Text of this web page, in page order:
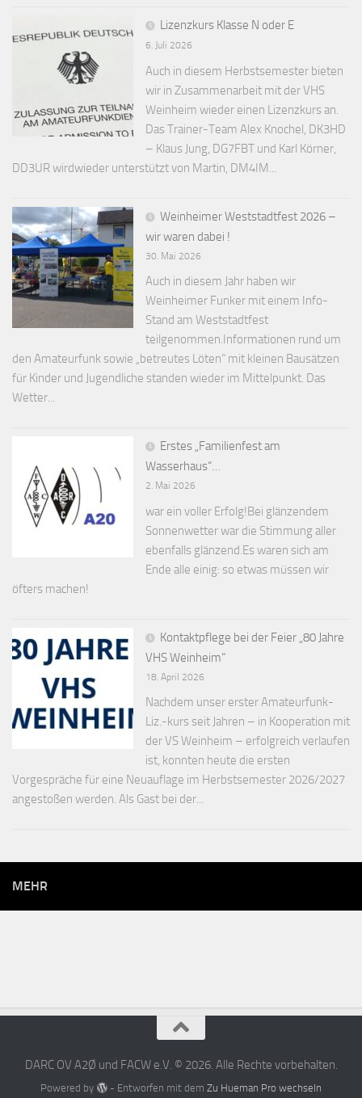
Lizenzkurs Klasse N oder E
6. Juli 2026
Auch in diesem Herbstsemester bieten
wir in Zusammenarbeit mit der VHS
Weinheim wieder einen Lizenzkurs an.
Das Trainer-Team Alex Knochel, DK3HD
– Klaus Jung, DG7FBT und Karl Körner,
DD3UR wirdwieder unterstützt von Martin, DM4IM...
Weinheimer Weststadtfest 2026 –
wir waren dabei !
30. Mai 2026
Auch in diesem Jahr haben wir
Weinheimer Funker mit einem Info-
Stand am Weststadtfest
teilgenommen.Informationen rund um
den Amateurfunk sowie „betreutes Löten“ mit kleinen Bausätzen
für Kinder und Jugendliche standen wieder im Mittelpunkt. Das
Wetter...
Erstes „Familienfest am
Wasserhaus“…
2. Mai 2026
war ein voller Erfolg!Bei glänzendem
Sonnenwetter war die Stimmung aller
ebenfalls glänzend.Es waren sich am
Ende alle einig: so etwas müssen wir
öfters machen!
Kontaktpflege bei der Feier „80 Jahre
VHS Weinheim“
18. April 2026
Nachdem unser erster Amateurfunk-
Liz.-kurs seit Jahren – in Kooperation mit
der VS Weinheim – erfolgreich verlaufen
ist, konnten heute die ersten
Vorgespräche für eine Neuauflage im Herbstsemester 2026/2027
angestoßen werden. Als Gast bei der...
MEHR
DARC OV A2Ø und FACW e.V. © 2026. Alle Rechte vorbehalten.
Powered by - Entworfen mit dem Zu Hueman Pro wechseln